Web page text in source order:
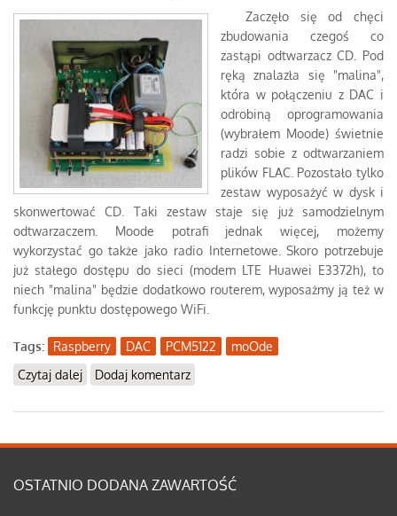
Zaczęło się od chęci
zbudowania czegoś co
zastąpi odtwarzacz CD. Pod
ręką znalazła się "malina",
która w połączeniu z DAC i
odrobiną oprogramowania
(wybrałem Moode) świetnie
radzi sobie z odtwarzaniem
plików FLAC. Pozostało tylko
zestaw wyposażyć w dysk i
skonwertować CD. Taki zestaw staje się już samodzielnym
odtwarzaczem. Moode potrafi jednak więcej, możemy
wykorzystać go także jako radio Internetowe. Skoro potrzebuje
już stałego dostępu do sieci (modem LTE Huawei E3372h), to
niech "malina" będzie dodatkowo routerem, wyposażmy ją też w
funkcję punktu dostępowego WiFi.
Tags: Raspberry DAC PCM5122
moOde
Czytaj dalej wpis RaspberryPi - DAC, NAS, router, ...
Dodaj komentarz
OSTATNIO DODANA ZAWARTOŚĆ